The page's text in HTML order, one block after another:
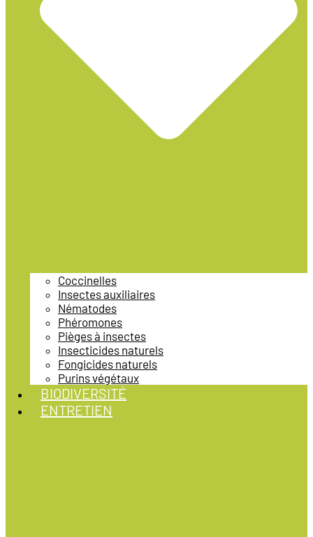
Coccinelles
Insectes auxiliaires
Nématodes
Phéromones
Pièges à insectes
Insecticides naturels
Fongicides naturels
Purins végétaux
BIODIVERSITÉ
ENTRETIEN